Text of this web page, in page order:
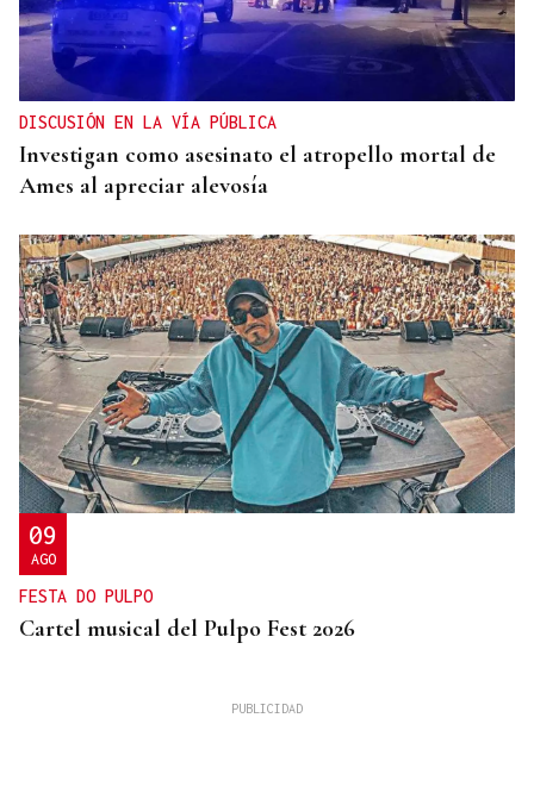
DISCUSIÓN EN LA VÍA PÚBLICA
Investigan como asesinato el atropello mortal de
Ames al apreciar alevosía
09
AGO
FESTA DO PULPO
Cartel musical del Pulpo Fest 2026